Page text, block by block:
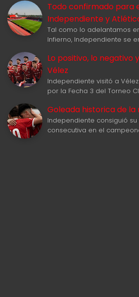
Todo confirmado para
Independiente y
Tal como lo adelantamos
Infierno, Independiente se
Lo positivo, lo negativo
Vélez
Independiente visitó a
por la Fecha 3 del Torneo
Goleada historica de la
Independiente consiguió
consecutiva en el